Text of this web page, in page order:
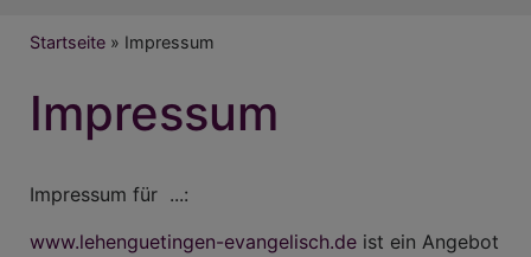
Breadcrumb
Startseite Impressum
Impressum
Impressum für ...:
www.lehenguetingen-evangelisch.de ist ein Angebot